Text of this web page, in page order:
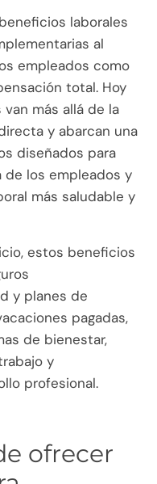
laborales
al
empleados como
total. Hoy
más allá de la
y abarcan una
diseñados para
de los empleados y
más saludable y
estos beneficios
y planes de
pagadas,
de bienestar,
y
profesional.
ofrecer